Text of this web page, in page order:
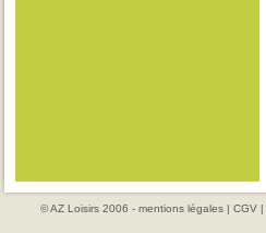
© AZ Loisirs 2006 - mentions légales | CGV |